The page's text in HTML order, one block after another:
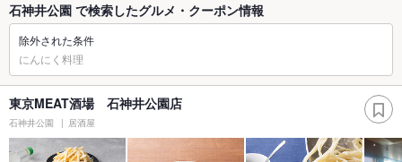
石神井公園 で検索したグルメ・クーポン情報
除外された条件
にんにく料理
東京MEAT酒場 石神井公園店
石神井公園 居酒屋